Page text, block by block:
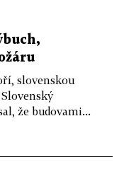
slovenskou
že budovami...